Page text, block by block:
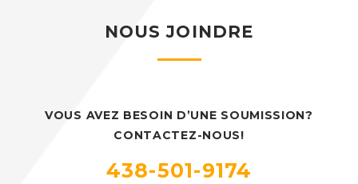
NOUS JOINDRE
VOUS AVEZ BESOIN D’UNE SOUMISSION?
CONTACTEZ-NOUS!
438-501-9174